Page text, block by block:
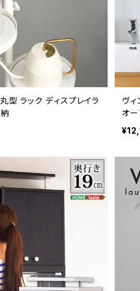
型 ラック ディスプレイラ
ヴ
オ
暮ら